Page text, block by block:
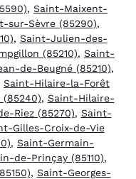
, Saint-Maixent-
sur-Sèvre (85290),
, Saint-Julien-des-
(85210), Saint-
de-Beugné (85210),
Saint-Hilaire-la-Forêt
, Saint-Hilaire-
Riez (85270), Saint-
Gilles-Croix-de-Vie
, Saint-Germain-
de-Prinçay (85110),
, Saint-Georges-